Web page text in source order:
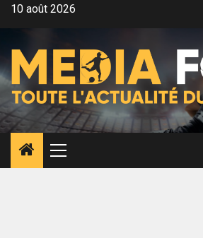
Aller10 août 2026
Menu
principal